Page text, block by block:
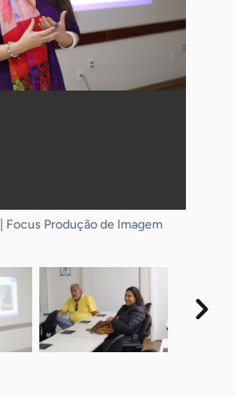
Focus Produção de Imagem
Focus Produção de Imagem
Focus Produção de Imagem
Focus Produção de Imagem
Focus Produção de Imagem